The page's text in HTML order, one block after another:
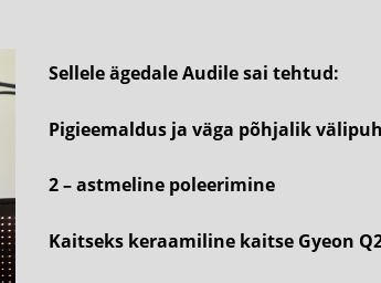
Sellele ägedale Audile sai tehtud:
Pigieemaldus ja väga põhjalik
2 – astmeline poleerimine
Kaitseks keraamiline kaitse Gyeon